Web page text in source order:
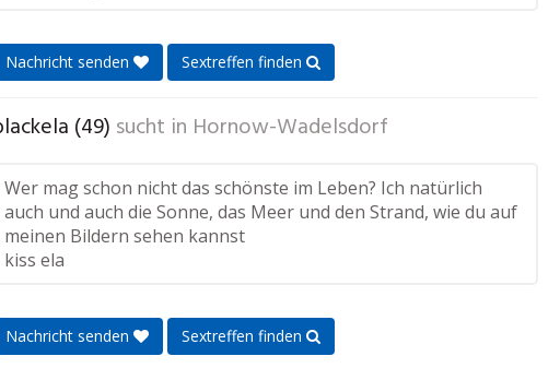
Nachricht senden Sextreffen finden
(49) sucht in Hornow-Wadelsdorf
Wer mag schon nicht das schönste im Leben? Ich natürlich
auch und auch die Sonne, das Meer und den Strand, wie du auf
meinen Bildern sehen kannst
kiss ela
Nachricht senden Sextreffen finden